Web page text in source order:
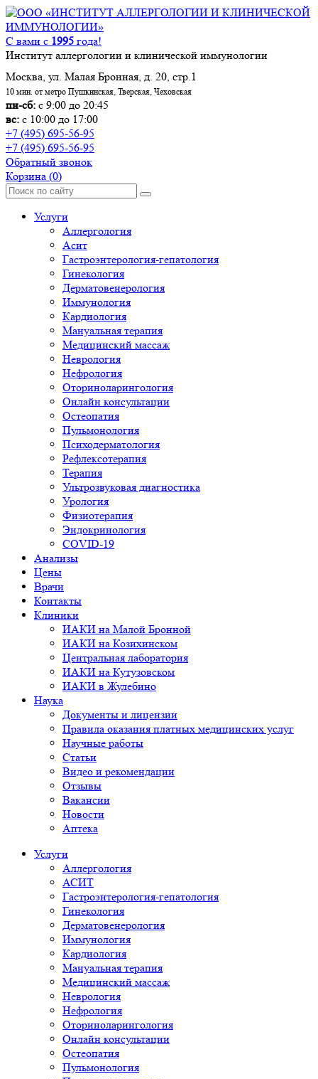
С вами с 1995 года!
Институт аллергологии и клинической иммунологии
Москва, ул. Малая Бронная, д. 20, стр.1
10 мин. от метро Пушкинская, Тверская, Чеховская
пн-сб: с 9:00 до 20:45
вс: с 10:00 до 17:00
+7 (495) 695-56-95
+7 (495) 695-56-95
Обратный звонок
Корзина (0)
Услуги
Аллергология
Асит
Гастроэнтерология-гепатология
Гинекология
Дерматовенерология
Иммунология
Кардиология
Мануальная терапия
Медицинский массаж
Неврология
Нефрология
Оториноларингология
Онлайн консультации
Остеопатия
Пульмонология
Психодерматология
Рефлексотерапия
Терапия
Ультрозвуковая диагностика
Урология
Физиотерапия
Эндокринология
COVID-19
Анализы
Цены
Врачи
Контакты
Клиники
ИАКИ на Малой Бронной
ИАКИ на Козихинском
Центральная лаборатория
ИАКИ на Кутузовском
ИАКИ в Жулебино
Наука
Документы и лицензии
Правила оказания платных медицинских услуг
Научные работы
Статьи
Видео и рекомендации
Отзывы
Вакансии
Новости
Аптека
Услуги
Аллергология
АСИТ
Гастроэнтерология-гепатология
Гинекология
Дерматовенерология
Иммунология
Кардиология
Мануальная терапия
Медицинский массаж
Неврология
Нефрология
Оториноларингология
Онлайн консультации
Остеопатия
Пульмонология